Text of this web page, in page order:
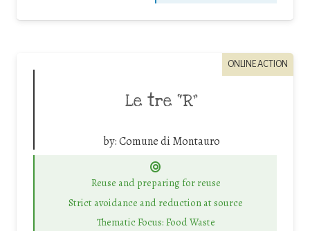
ONLINE ACTION
Le tre “R”
by:Comune di Montauro
Reuse and preparing for reuse
Strict avoidance and reduction at source
Thematic Focus: Food Waste